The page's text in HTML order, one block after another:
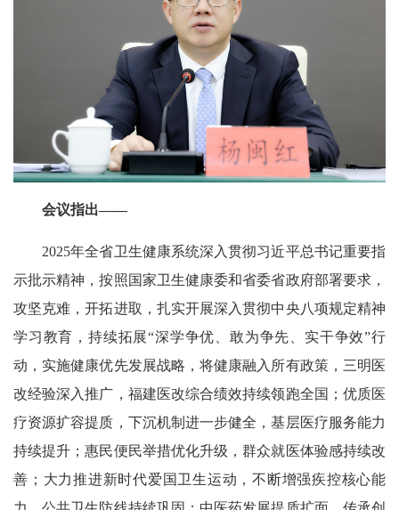
会议指出——
2025年全省卫生健康系统深入贯彻习近平总书记重要指
示批示精神，按照国家卫生健康委和省委省政府部署要求，
攻坚克难，开拓进取，扎实开展深入贯彻中央八项规定精神
学习教育，持续拓展“深学争优、敢为争先、实干争效”行
动，实施健康优先发展战略，将健康融入所有政策，三明医
改经验深入推广，福建医改综合绩效持续领跑全国；优质医
疗资源扩容提质，下沉机制进一步健全，基层医疗服务能力
持续提升；惠民便民举措优化升级，群众就医体验感持续改
善；大力推进新时代爱国卫生运动，不断增强疾控核心能